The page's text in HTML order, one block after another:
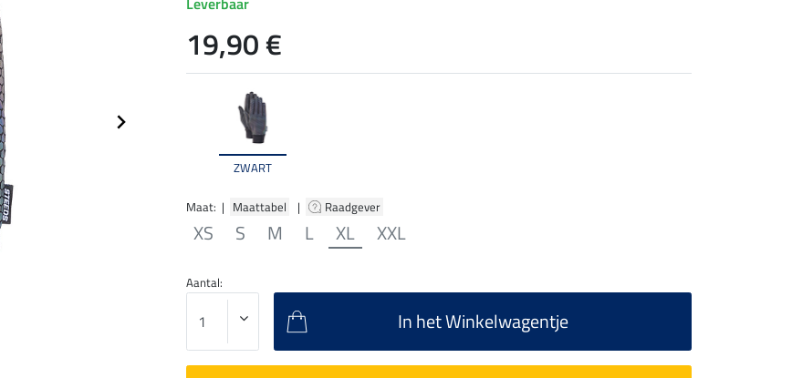
ZWART
Maat: | Maattabel | Raadgever
XS S M L XL XXL
19,90 €
Aantal:
In het Winkelwagentje